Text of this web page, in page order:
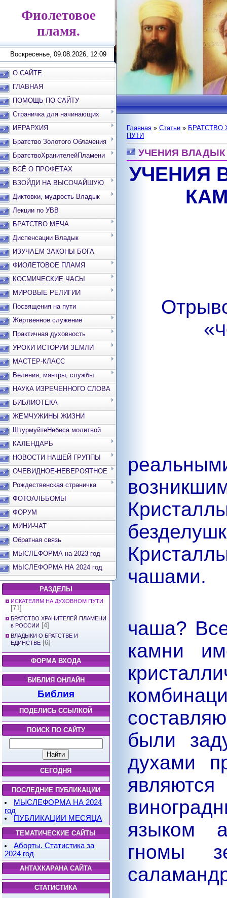
Фиолетовое
пламя.
Воскресенье, 09.08.2026, 12:09
О САЙТЕ
ГЛАВНАЯ
ПОМОЩЬ ПО САЙТУ
Страничка для начинающих
ИЕРАРХИЯ
Братство Золотого Облачения
БратствоХранителейПламени
ВСЁ О ПРОФЕТАХ
ВЗОЙДИ НА ВЫСОЧАЙШУЮ
ВЕРШИНУ
Диктовки, мудрость Владык
Лекции по УВВ
БРАТСТВО МЕЧА
Диспенсации Владык
ИЗУЧАЕМ ЗАКОНЫ БОГА
ФИОЛЕТОВОЕ ПЛАМЯ
КОСМИЧЕСКИЕ ЧАСЫ
МИРОВЫЕ РЕЛИГИИ
Посвящения на пути
Жертвенное служение
Практичная духовность
УРОКИ ИСТОРИИ ЗЕМЛИ
МАСТЕР-КЛАСС
Веления, мантры, службы
НАУКА ИЗРЕЧЕННОГО СЛОВА
БИБЛИОТЕКА
ЖЕМЧУЖИНЫ ЖИЗНИ
ШтурмуйтеНебеса молитвой
КАЛЕНДАРЬ
НОВОСТИ НАШЕЙ ГРУППЫ
ОЧЕВИДНОЕ-НЕВЕРОЯТНОЕ
Рождественская страничка
ФОТОАЛЬБОМЫ
ФОРУМ
МИНИ-ЧАТ
Обратная связь
МЫСЛЕФОРМА на 2023 год
МЫСЛЕФОРМА НА 2024 год
РАЗДЕЛЫ
ИСКАТЕЛЯМ НА ДУХОВНОМ ПУТИ
[71]
БРАТСТВО ХРАНИТЕЛЕЙ ПЛАМЕНИ
в РОССИИ [4]
ВЛАДЫКИ О БРАТСТВЕ И
ЕДИНСТВЕ [6]
ФОРМА ВХОДА
БИБЛИЯ ОНЛАЙН
Библия
ПОДЕЛИСЬ ССЫЛКОЙ
ПОИСК ПО САЙТУ
СЕГОДНЯ
ПОСЛЕДНИЕ ПУБЛИКАЦИИ
МЫСЛЕФОРМА НА 2024
год
ПУБЛИКАЦИИ МЕСЯЦА
ТЕМАТИЧЕСКИЕ САЙТЫ
Аборты. Статистика за
2024 год
АНТАХКАРАНА САЙТА
СТАТИСТИКА
Главная » Статьи » БРАТСТВО
ПУТИ
УЧЕНИЯ
УЧЕНИЯ
«
чашами.
чаша?
камни
были
духами
языком
гномы